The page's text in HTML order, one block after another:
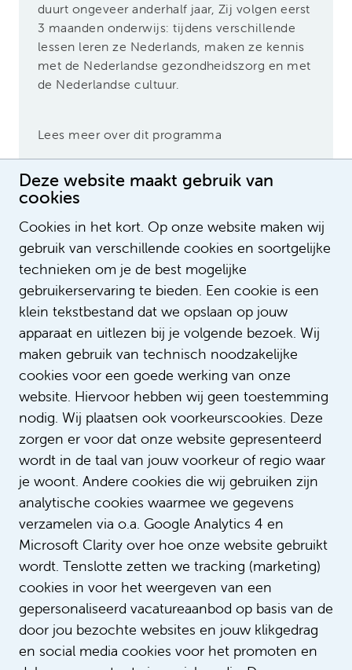
Deze website maakt gebruik van
cookies
Cookies in het kort. Op onze website maken wij
gebruik van verschillende cookies en soortgelijke
technieken om je de best mogelijke
gebruikerservaring te bieden. Een cookie is een
klein tekstbestand dat we opslaan op jouw
apparaat en uitlezen bij je volgende bezoek. Wij
maken gebruik van technisch noodzakelijke
cookies voor een goede werking van onze
website. Hiervoor hebben wij geen toestemming
nodig. Wij plaatsen ook voorkeurscookies. Deze
zorgen er voor dat onze website gepresenteerd
wordt in de taal van jouw voorkeur of regio waar
je woont. Andere cookies die wij gebruiken zijn
analytische cookies waarmee we gegevens
verzamelen via o.a. Google Analytics 4 en
Microsoft Clarity over hoe onze website gebruikt
wordt. Tenslotte zetten we tracking (marketing)
cookies in voor het weergeven van een
gepersonaliseerd vacatureaanbod op basis van de
door jou bezochte websites en jouw klikgedrag
en social media cookies voor het promoten en
duurt ongeveer anderhalf jaar, Zij volgen eerst
3 maanden onderwijs: tijdens verschillende
lessen leren ze Nederlands, maken ze kennis
met de Nederlandse gezondheidszorg en met
de Nederlandse cultuur.
Lees meer over dit programma
Cross mentoring programma
Met dit programma ondersteunen we
Amsterdam UMC medewerkers met een
biculturele achtergrond extra bij het
doorstromen naar hogere functies. Tijdens
een programma van zes maanden, ga je in
gesprek met een mentor overinclusief
leiderschap en nieuwe perspectieven op
talent.
Lees meer over ons corss mentoring
programma
Wil je meer weten?
Neem contact op
Stuur ons een e-mail